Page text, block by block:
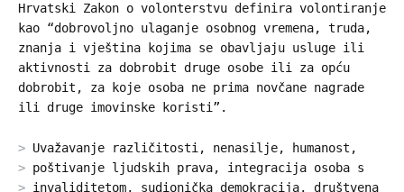
Hrvatski Zakon o volonterstvu definira volontiranje
kao “dobrovoljno ulaganje osobnog vremena, truda,
znanja i vještina kojima se obavljaju usluge ili
aktivnosti za dobrobit druge osobe ili za opću
dobrobit, za koje osoba ne prima novčane nagrade
ili druge imovinske koristi”.
Uvažavanje različitosti, nenasilje, humanost,
poštivanje ljudskih prava, integracija osoba s
invaliditetom, sudionička demokracija, društvena